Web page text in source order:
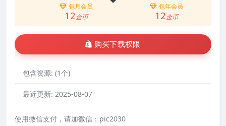
包月会员
12金币
包年会员
12金币
购买下载权限
包含资源: (1个)
最近更新: 2025-08-07
使用微信支付，请加微信：pic2030